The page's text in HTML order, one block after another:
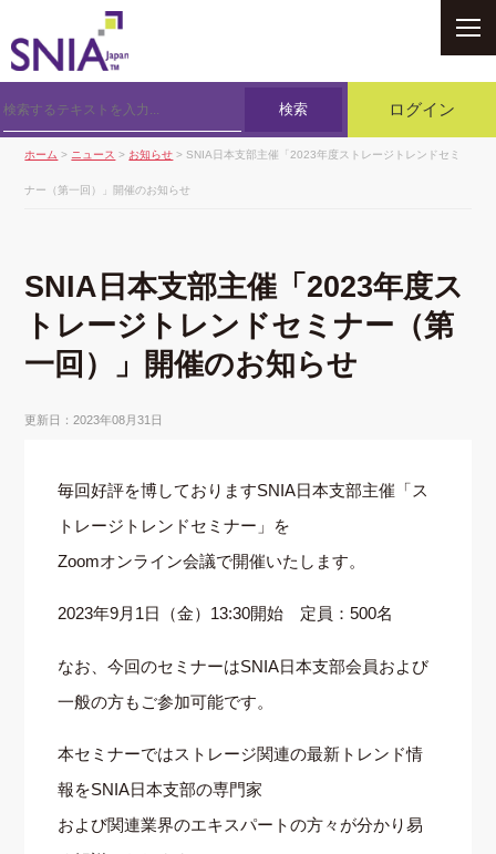
検索 ログイン
ホーム > ニュース > お知らせ > SNIA日本支部主催「2023年度ストレージトレンドセミ
ナー（第一回）」開催のお知らせ
SNIA日本支部主催「2023年度ス
トレージトレンドセミナー（第
一回）」開催のお知らせ
更新日：2023年08月31日
毎回好評を博しておりますSNIA日本支部主催「ス
トレージトレンドセミナー」を
Zoomオンライン会議で開催いたします。
2023年9月1日（金）13:30開始 定員：500名
なお、今回のセミナーはSNIA日本支部会員および
一般の方もご参加可能です。
本セミナーではストレージ関連の最新トレンド情
報をSNIA日本支部の専門家
および関連業界のエキスパートの方々が分かり易